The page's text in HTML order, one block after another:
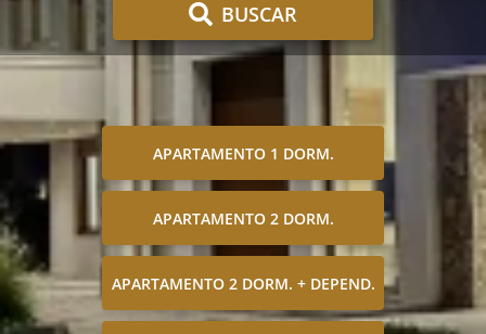
BUSCAR
APARTAMENTO 1 DORM.
APARTAMENTO 2 DORM.
APARTAMENTO 2 DORM. + DEPEND.